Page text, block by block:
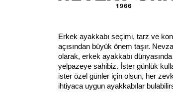
Erkek ayakkabı seçimi, tarz ve
açısından büyük önem taşır.
olarak, erkek ayakkabı
yelpazeye sahibiz. İster günlük
ister özel günler için olsun, her
ihtiyaca uygun ayakkabılar